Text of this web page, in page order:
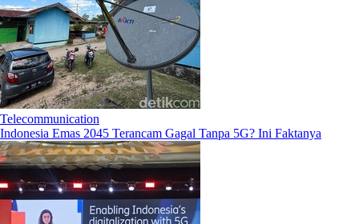
Telecommunication
Indonesia Emas 2045 Terancam Gagal Tanpa 5G? Ini Faktanya